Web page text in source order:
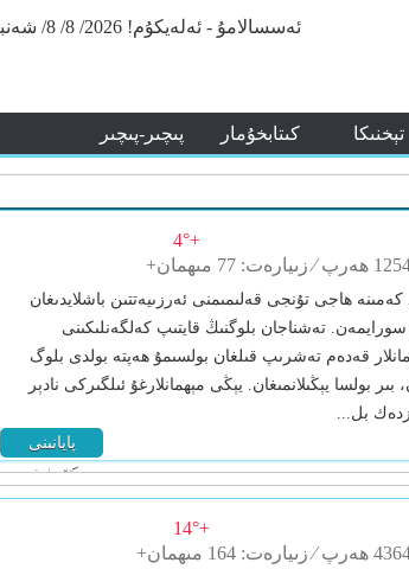
ئەسسالامۇ - ئەلەيكۇم! 2026/ 8/ 8/ شەنبە
تېخنىكا كىتابخۇمار پىچىر-پىچىر
+4°
ھاجى تۇنجى قەلىمىمنى ئەرزىيەتتىن باشلايدىغان
تەشناجان بلوگنىڭ قايتىپ كەلگەنلىكىنى
قەدەم تەشرىپ قىلغان بولسىمۇ ھەپتە بولدى بلوگ
بىر بولسا يېڭىلانمىغان. يېڭى مېھمانلارغۇ ئىلگىركى نادېر
بل...
پايانىنى
كۆرۈش
+14°